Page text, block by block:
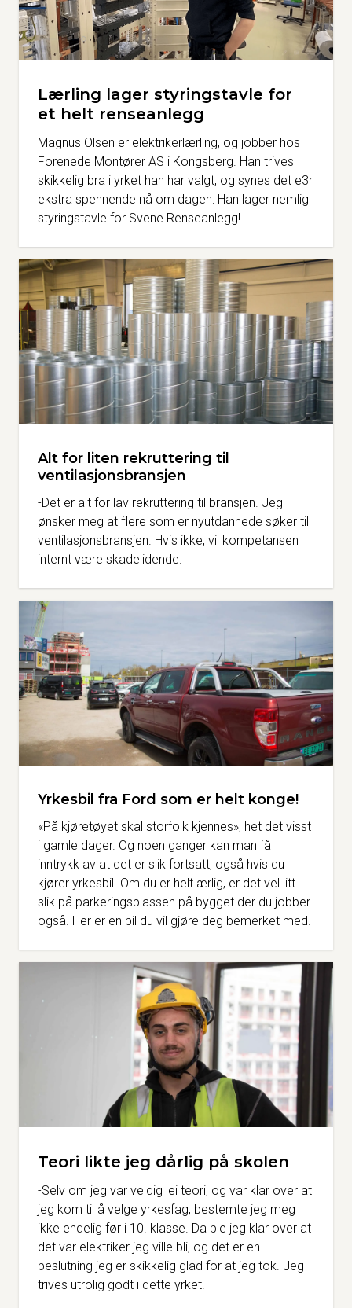
Lærling lager styringstavle for
et helt renseanlegg
Magnus Olsen er elektrikerlærling, og jobber hos
Forenede Montører AS i Kongsberg. Han trives
skikkelig bra i yrket han har valgt, og synes det e3r
ekstra spennende nå om dagen: Han lager nemlig
styringstavle for Svene Renseanlegg!
Alt for liten rekruttering til
ventilasjonsbransjen
-Det er alt for lav rekruttering til bransjen. Jeg
ønsker meg at flere som er nyutdannede søker til
ventilasjonsbransjen. Hvis ikke, vil kompetansen
Yrkesbil fra Ford som er helt konge!
«På kjøretøyet skal storfolk kjennes», het det visst
i gamle dager. Og noen ganger kan man få
inntrykk av at det er slik fortsatt, også hvis du
kjører yrkesbil. Om du er helt ærlig, er det vel litt
slik på parkeringsplassen på bygget der du jobber
også. Her er en bil du vil gjøre deg bemerket med.
Teori likte jeg dårlig på skolen
-Selv om jeg var veldig lei teori, og var klar over at
jeg kom til å velge yrkesfag, bestemte jeg meg
ikke endelig før i 10. klasse. Da ble jeg klar over at
det var elektriker jeg ville bli, og det er en
beslutning jeg er skikkelig glad for at jeg tok. Jeg
trives utrolig godt i dette yrket.